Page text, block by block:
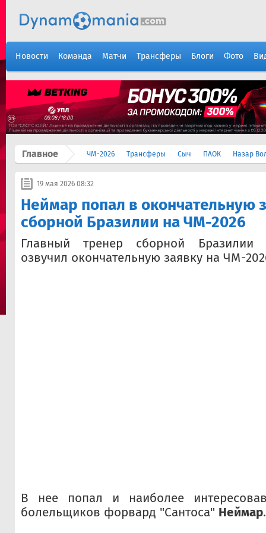
Новости Команда Матчи Трансферы Блоги Фото
Главное ЧМ-2026 Трансферы Сыч ПАОК Назар
19 мая 2026 08:32
Неймар попал в окончательную
сборной Бразилии на ЧМ-2026
Главный тренер сборной Бразилии
озвучил окончательную заявку на ЧМ-
В нее попал и наиболее
болельщиков форвард "Сантоса" Неймар.